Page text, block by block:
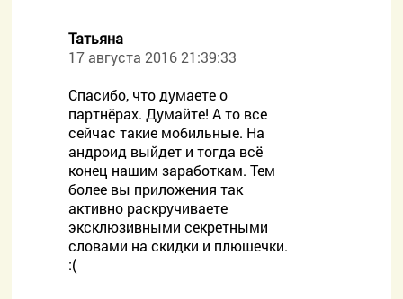
Татьяна
17 августа 2016 21:39:33
Спасибо, что думаете о
партнёрах. Думайте! А то все
сейчас такие мобильные. На
андроид выйдет и тогда всё
конец нашим заработкам. Тем
более вы приложения так
активно раскручиваете
эксклюзивными секретными
словами на скидки и плюшечки.
:(